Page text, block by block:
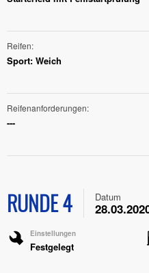
Reifen
Sport: Weich
Reifenanforderungen
---
RUNDE 4 Datum
Einstellungen
Festgelegt